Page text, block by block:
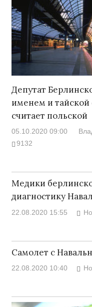
Депутат
именем и
считает польской
05.10.2020 09:00
9132
Медики
диагностику
22.08.2020 15:55
Самолет с
22.08.2020 10:40